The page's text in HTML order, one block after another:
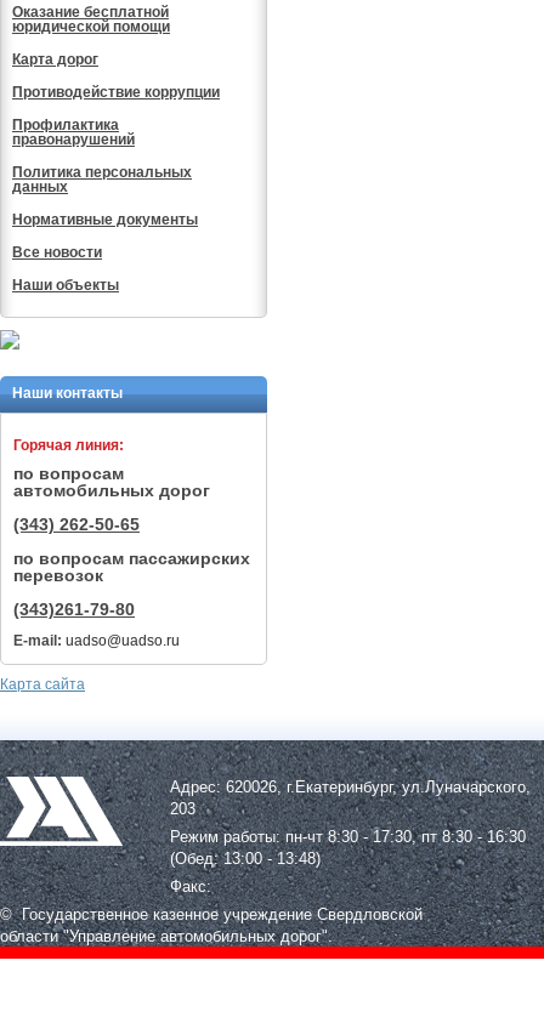
Оказание бесплатной
юридической помощи
Карта дорог
Противодействие коррупции
Профилактика
правонарушений
Политика персональных
данных
Нормативные документы
Все новости
Наши объекты
Наши контакты
Горячая линия:
по вопросам
автомобильных дорог
(343) 262-50-65
по вопросам пассажирских
перевозок
(343)261-79-80
E-mail: uadso@uadso.ru
Карта сайта
Адрес: 620026, г.Екатеринбург, ул.Луначарского,
203
Режим работы: пн-чт 8:30 - 17:30, пт 8:30 - 16:30
(Обед: 13:00 - 13:48)
Факс:
© Государственное казенное учреждение Свердловской
области"Управление автомобильных дорог".